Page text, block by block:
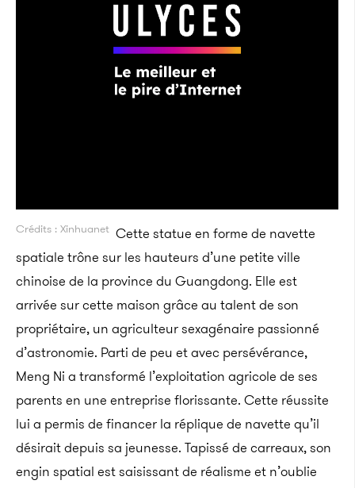
Crédits : Xinhuanet Cette statue en forme de navette
spatiale trône sur les hauteurs d’une petite ville
chinoise de la province du Guangdong. Elle est
arrivée sur cette maison grâce au talent de son
propriétaire, un agriculteur sexagénaire passionné
d’astronomie. Parti de peu et avec persévérance,
Meng Ni a transformé l’exploitation agricole de ses
parents en une entreprise florissante. Cette réussite
lui a permis de financer la réplique de navette qu’il
désirait depuis sa jeunesse. Tapissé de carreaux, son
engin spatial est saisissant de réalisme et n’oublie